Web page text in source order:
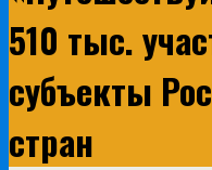
510 тыс.
субъекты
стран